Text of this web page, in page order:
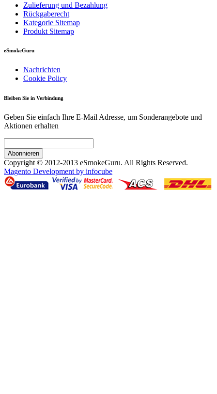
Zulieferung und Bezahlung
Rückgaberecht
Kategorie Sitemap
Produkt Sitemap
eSmokeGuru
Nachrichten
Cookie Policy
Bleiben Sie in Verbindung
Geben Sie einfach Ihre E-Mail Adresse, um Sonderangebote und
Aktionen erhalten
Abonnieren
Copyright © 2012-2013 eSmokeGuru. All Rights Reserved.
Magento Development by infocube